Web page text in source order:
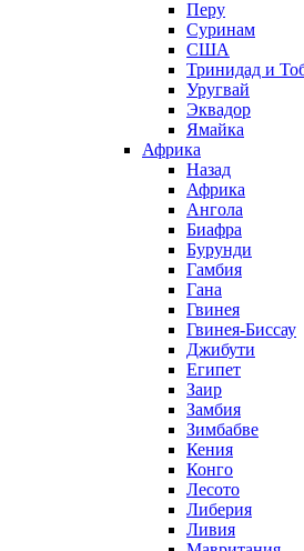
Перу
Суринам
США
Тринидад и
Уругвай
Эквадор
Ямайка
Африка
Назад
Африка
Ангола
Биафра
Бурунди
Гамбия
Гана
Гвинея
Гвинея-Биссау
Джибути
Египет
Заир
Замбия
Зимбабве
Кения
Конго
Лесото
Либерия
Ливия